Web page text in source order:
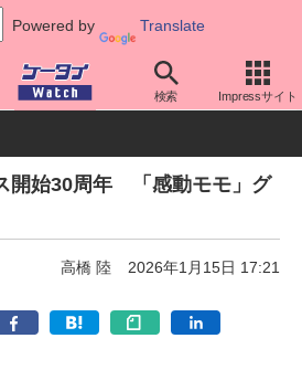
Powered by Translate
検索 Impressサイト
ホ/格安SIM 格安SIM/MVNO その他
開始30周年 「感動モモ」グ
高橋 陸 2026年1月15日 17:21